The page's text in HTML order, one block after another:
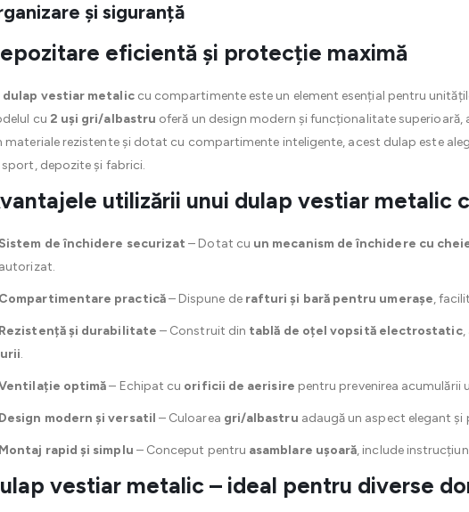
și siguranță
eficientă și protecție maximă
dulap vestiar metaliccu compartimente este un element esențial pentru
cu 2 uși gri/albastru oferă un design modern și funcționalitate
materiale rezistente și dotat cu compartimente inteligente, acest dulap este
sport, depozite și fabrici.
utilizării unui dulap vestiar metalic
Sistem de închidere securizat – Dotat cu un mecanism de închidere cu
Compartimentare practică– Dispune de rafturi și bară pentru umerașe,
Rezistență și durabilitate – Construit din tablă de oțel vopsită electrostatic,
.
optimă– Echipat cu orificii de aerisire pentru prevenirea acumulării
Design modern și versatil – Culoarea gri/albastru adaugă un aspect elegant
Montaj rapid și simplu – Conceput pentru asamblare ușoară, include
vestiar metalic – ideal pentru diverse